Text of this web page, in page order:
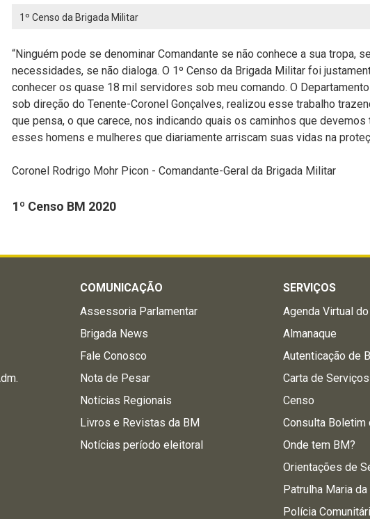
1º Censo da Brigada Militar
“Ninguém pode se denominar Comandante se não conhece a sua tropa,
necessidades, se não dialoga. O 1º Censo da Brigada Militar foi
conhecer os quase 18 mil servidores sob meu comando. O
sob direção do Tenente-Coronel Gonçalves, realizou esse trabalho
que pensa, o que carece, nos indicando quais os caminhos que
esses homens e mulheres que diariamente arriscam suas vidas na
Coronel Rodrigo Mohr Picon - Comandante-Geral da Brigada Militar
1º Censo BM 2020
COMUNICAÇÃO
Assessoria Parlamentar
Brigada News
Fale Conosco
Nota de Pesar
Notícias Regionais
Livros e Revistas da BM
Notícias período eleitoral
SERVIÇOS
Agenda Virtual
Almanaque
Autenticação de
Carta de
Censo
Consulta Boletim
Onde tem BM?
Orientações de
Patrulha Maria da
Polícia